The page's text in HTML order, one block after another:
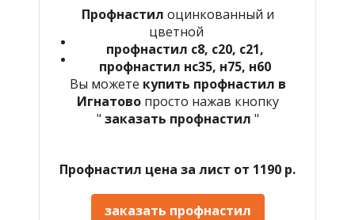
Профнастил оцинкованный и
цветной
профнастил с8, с20, с21,
профнастил нс35, н75, н60
Вы можете купить профнастил в
Игнатово просто нажав кнопку
" заказать профнастил "
Профнастил цена за лист от 1190 р.
заказать профнастил